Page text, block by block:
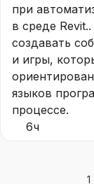
при
в среде
создавать
и игры,
языков
процессе.
6ч
1